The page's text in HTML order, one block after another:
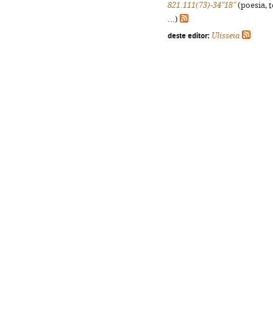
821.111(73)-34"18"(poesia,
...)
deste editor: Ulisseia